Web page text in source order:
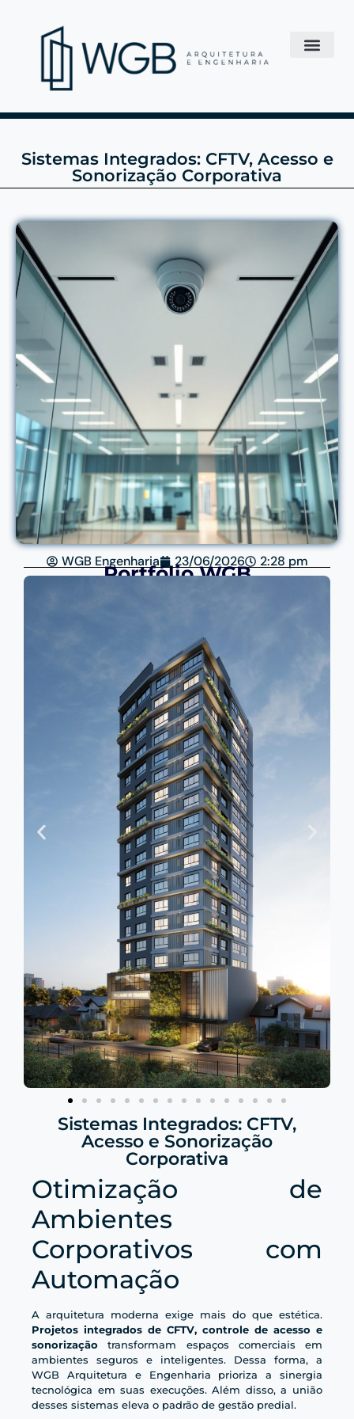
Sistemas Integrados: CFTV, Acesso e
Sonorização Corporativa
WGB Engenharia 23/06/2026 2:28 pm
Portfólio WGB
Sistemas Integrados: CFTV,
Acesso e Sonorização
Corporativa
Otimização de
Ambientes
Corporativos com
Automação
A arquitetura moderna exige mais do que estética.
Projetos integrados de CFTV, controle de acesso e
sonorização transformam espaços comerciais em
ambientes seguros e inteligentes. Dessa forma, a
WGB Arquitetura e Engenharia prioriza a sinergia
tecnológica em suas execuções. Além disso, a união
desses sistemas eleva o padrão de gestão predial.